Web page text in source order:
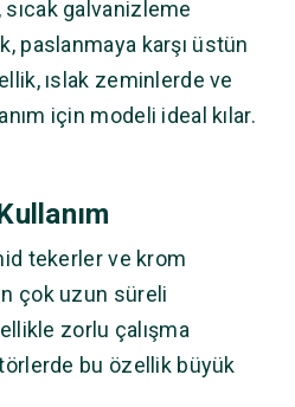
galvanizleme
paslanmaya karşı üstün
ıslak zeminlerde ve
için modeli ideal kılar.
tekerler ve krom
çok uzun süreli
zorlu çalışma
bu özellik büyük